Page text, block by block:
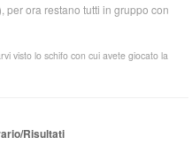
per ora restano tutti in gruppo con
visto lo schifo con cui avete giocato la
Risultati